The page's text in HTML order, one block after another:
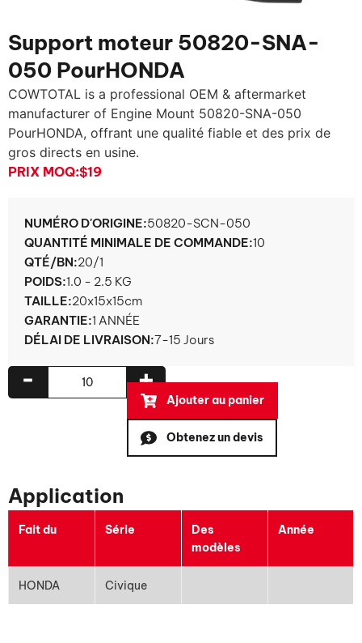
Support moteur 50820-SNA-
050 PourHONDA
COWTOTAL is a professional OEM & aftermarket
manufacturer of Engine Mount 50820-SNA-050
PourHONDA, offrant une qualité fiable et des prix de
gros directs en usine.
PRIX ​​MOQ:$19
NUMÉRO D'ORIGINE:50820-SCN-050
QUANTITÉ MINIMALE DE COMMANDE:10
QTÉ/BN:20/1
POIDS:1.0 - 2.5 KG
TAILLE:20x15x15cm
GARANTIE:1 ANNÉE
DÉLAI DE LIVRAISON:7-15 Jours
+
-
Ajouter au panier
Obtenez un devis
Application
Fait du Série
Des
modèles
Année
HONDA Civique